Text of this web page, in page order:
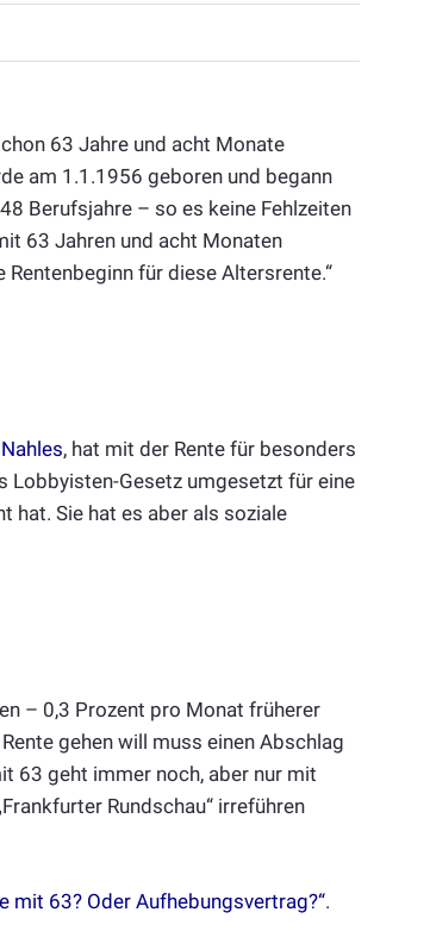
63 Jahre und acht Monate
am 1.1.1956 geboren und begann
Berufsjahre – so es keine Fehlzeiten
63 Jahren und acht Monaten
für diese Altersrente.“
, hat mit der Rente für besonders
Lobbyisten-Gesetz umgesetzt für eine
hat. Sie hat es aber als soziale
– 0,3 Prozent pro Monat früherer
gehen will muss einen Abschlag
63 geht immer noch, aber nur mit
Rundschau“ irreführen
mit 63? Oder Aufhebungsvertrag?“.